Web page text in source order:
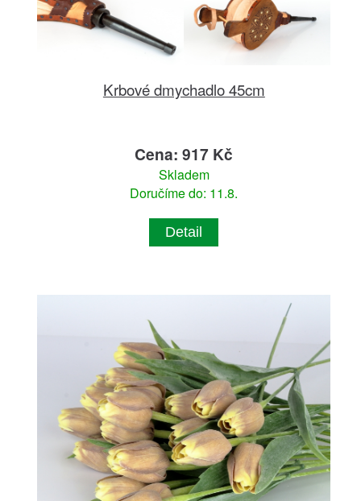
Krbové dmychadlo 45cm
Cena: 917 Kč
Skladem
Doručíme do: 11.8.
Detail